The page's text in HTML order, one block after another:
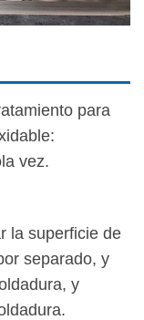
para
vez.
la superficie de
separado, y
y